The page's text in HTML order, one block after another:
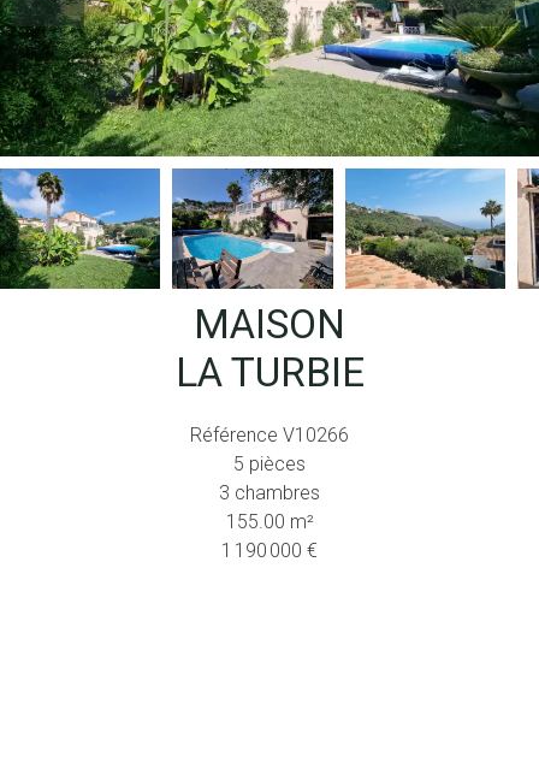
MAISON
LA TURBIE
Référence V10266
5 pièces
3 chambres
155.00 m²
1 190 000 €